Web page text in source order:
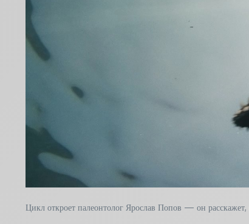
Цикл откроет палеонтолог Ярослав Попов — он